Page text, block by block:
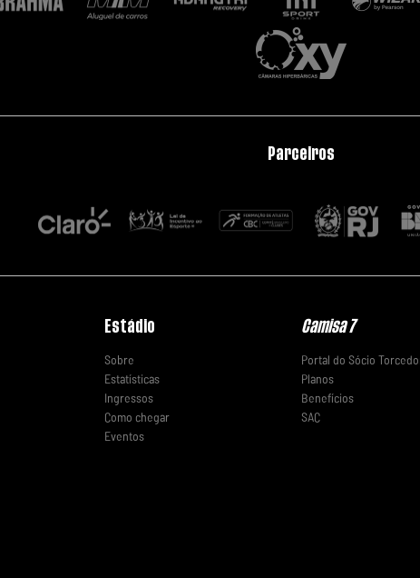
Parceiros
Estádio
Sobre
Estatísticas
Ingressos
Como chegar
Eventos
Camisa 7
Portal do Sócio
Planos
Benefícios
SAC